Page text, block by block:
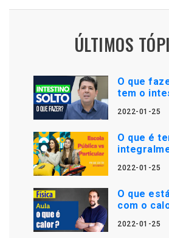
ÚLTIMOS
O que
tem o
2022-01-25
O que é
2022-01-25
O que
com o
2022-01-25